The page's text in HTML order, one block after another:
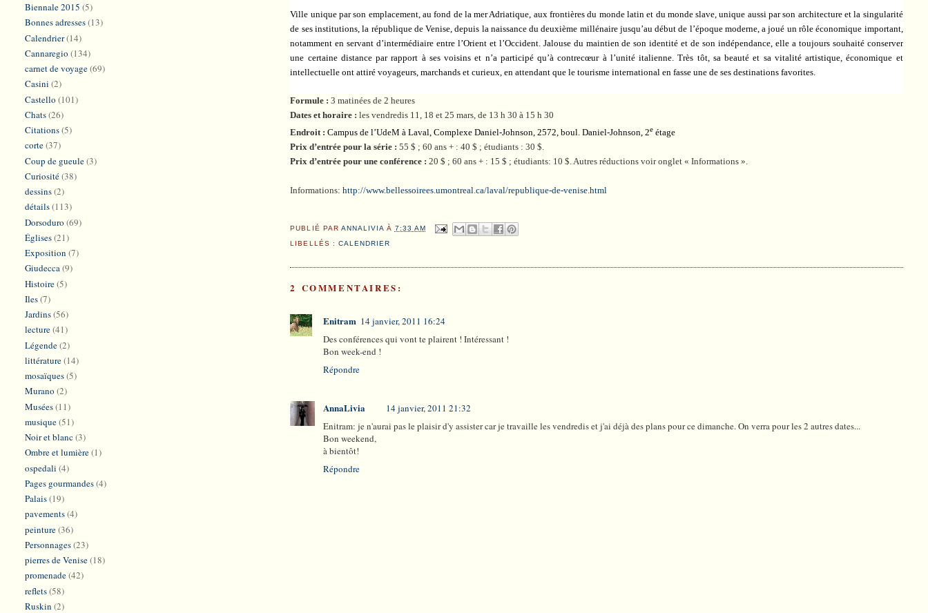
Ville unique par son emplacement, au fond de la mer Adriatique, aux frontières du monde latin et du monde slave, unique aussi par son architecture et la singularité
de ses institutions, la république de Venise, depuis la naissance du deuxième millénaire jusqu’au début de l’époque moderne, a joué un rôle économique important,
notamment en servant d’intermédiaire entre l’Orient et l’Occident. Jalouse du maintien de son identité et de son indépendance, elle a toujours souhaité conserver
une certaine distance par rapport à ses voisins et n’a participé qu’à contrecœur à l’unité italienne. Très tôt, sa beauté et sa vitalité artistique, économique et
intellectuelle ont attiré voyageurs, marchands et curieux, en attendant que le tourisme international en fasse une de ses destinations favorites.
Formule : 3 matinées de 2 heures
Dates et horaire :les vendredis 11, 18 et 25 mars, de 13 h 30 à 15 h 30
Endroit :Campus de l’UdeM à Laval, Complexe Daniel-Johnson, 2572, boul. Daniel-Johnson, 2e étage
Prix d’entrée pour la série : 55 $ ; 60 ans + : 40 $ ; étudiants : 30 $.
Prix d’entrée pour une conférence : 20 $ ; 60 ans + : 15 $ ; étudiants: 10 $. Autres réductions voir onglet « Informations ».
Informations:http://www.bellessoirees.umontreal.ca/laval/republique-de-venise.html
PUBLIÉ PAR ANNALIVIA À 7:33 AM
LIBELLÉS : CALENDRIER
2 COMMENTAIRES:
Enitram 14 janvier, 2011 16:24
Des conférences qui vont te plairent ! Intéressant !
Bon week-end !
Répondre
AnnaLivia
14 janvier, 2011 21:32
Enitram: je n'aurai pas le plaisir d'y assister car je travaille les vendredis et j'ai déjà des plans pour ce dimanche. On verra pour les 2 autres dates...
Bon weekend,
à bientôt!
Répondre
Biennale 2015 (5)
Bonnes adresses(13)
Calendrier(14)
Cannaregio (134)
carnet de voyage(69)
Casini (2)
Castello (101)
Chats(26)
Citations(5)
corte(37)
Coup de gueule(3)
Curiosité(38)
dessins(2)
détails(113)
Dorsoduro (69)
Églises(21)
Exposition (7)
Giudecca(9)
Histoire(5)
Iles(7)
Jardins(56)
lecture(41)
Légende(2)
littérature(14)
mosaïques(5)
Murano (2)
Musées(11)
musique(51)
Noir et blanc(3)
Ombre et lumière(1)
ospedali (4)
Pages gourmandes(4)
Palais(19)
pavements(4)
peinture(36)
Personnages(23)
pierres de Venise(18)
promenade(42)
reflets(58)
Ruskin (2)